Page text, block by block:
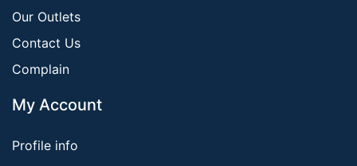
Our Outlets
Contact Us
Complain
My Account
Profile info